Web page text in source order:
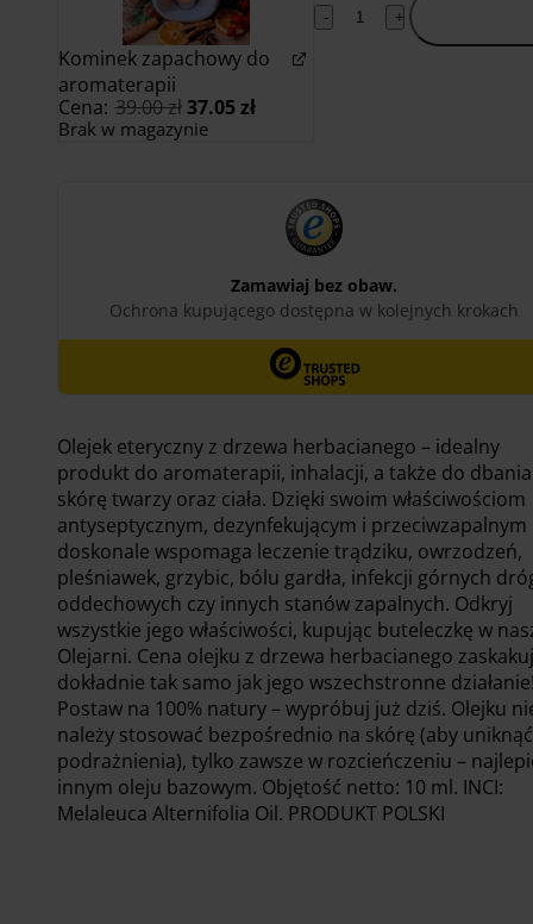
Kominek zapachowy do
aromaterapii
Cena: 39.00zł Pierwotna
cena
wynosiła:
37.05złAktualna
Brak w magazynie
- +
Olejek eteryczny z drzewa herbacianego – idealny
produkt do aromaterapii, inhalacji, a także do
skórę twarzy oraz ciała. Dzięki swoim właściwościom
antyseptycznym, dezynfekującym i przeciwzapalnym
doskonale wspomaga leczenie trądziku, owrzodzeń,
pleśniawek, grzybic, bólu gardła, infekcji górnych
oddechowych czy innych stanów zapalnych. Odkryj
wszystkie jego właściwości, kupując buteleczkę w
Olejarni. Cena olejku z drzewa herbacianego
dokładnie tak samo jak jego wszechstronne
Postaw na 100% natury – wypróbuj już dziś. Olejku
należy stosować bezpośrednio na skórę (aby uniknąć
podrażnienia), tylko zawsze w rozcieńczeniu –
innym oleju bazowym. Objętość netto: 10 ml. INCI:
Melaleuca Alternifolia Oil. PRODUKT POLSKI